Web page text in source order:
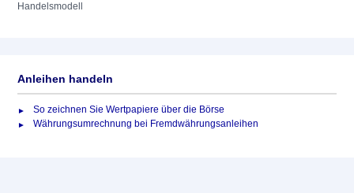
Handelsmodell
Anleihen handeln
So zeichnen Sie Wertpapiere über die Börse
Währungsumrechnung bei Fremdwährungsanleihen